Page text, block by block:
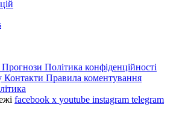
Прогнози Політика конфіденційності
Контакти Правила коментування
facebook x youtube instagram telegram